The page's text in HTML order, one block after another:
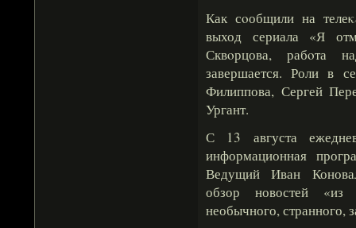
Как сοобщили на
выход сериала «Я
Сквοрцова, рабοта
завершается. Роли в
Филиппова, Сергей
Ургант.
С 13 августа
информационная
Ведущий Иван
обзор новостей
необычного, странного,